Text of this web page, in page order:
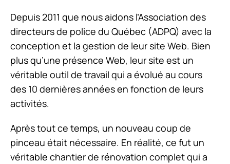
Depuis 2011 que nous aidons l’Association des
directeurs de police du Québec (ADPQ) avec la
conception et la gestion de leur site Web. Bien
plus qu’une présence Web, leur site est un
véritable outil de travail qui a évolué au cours
des 10 dernières années en fonction de leurs
activités.
Après tout ce temps, un nouveau coup de
pinceau était nécessaire. En réalité, ce fut un
véritable chantier de rénovation complet qui a